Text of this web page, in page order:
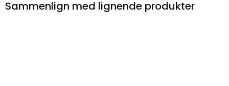
Sammenlign med lignende produkter